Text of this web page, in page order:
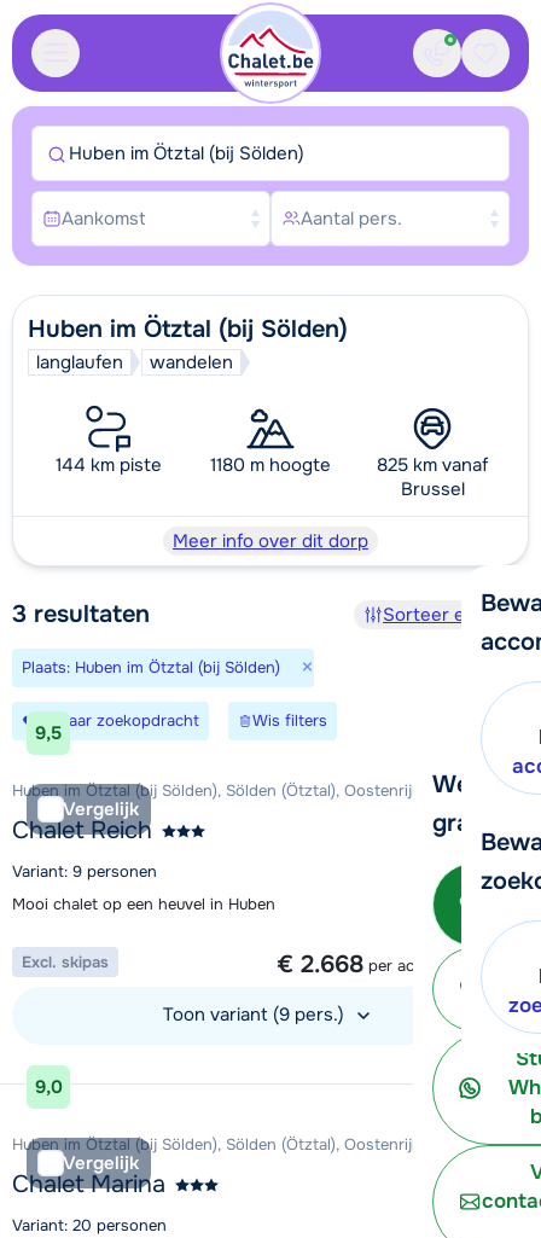
Contact
We
graag
Bel
Huben im Ötztal (bij Sölden)
langlaufen wandelen
144 km piste 1180 m hoogte
825 km vanaf
Brussel
Meer info over dit dorp
3 resultaten Sorteer en filter
Plaats: Huben im Ötztal (bij Sölden) ×
Bewaar zoekopdracht Wis filters
9,5
Vergelijk
Huben im Ötztal (bij Sölden), Sölden (Ötztal), Oostenrijk
Chalet Reich
Variant: 9 personen
Mooi chalet op een heuvel in Huben
1 week vanaf
€ 2.668 per accommodatie
Excl. skipas
Toon variant (9 pers.)
Bekijk accommodatie
9,0
Vergelijk
Huben im Ötztal (bij Sölden), Sölden (Ötztal), Oostenrijk
Chalet Marina
Variant: 20 personen
Huben im Ötztal (bij Sölden)
Aankomst Aantal pers.